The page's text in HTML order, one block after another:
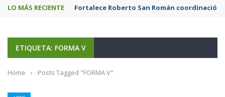
LO MÁS RECIENTE Fortalece Roberto San Román
ETIQUETA: FORMA V
Home › Posts Tagged "FORMA V"